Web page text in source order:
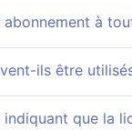
abonnement à
ils être
que la